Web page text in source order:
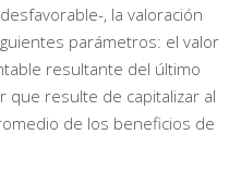
, la valoración
parámetros: el valor
resultante del último
que resulte de capitalizar al
de los beneficios de